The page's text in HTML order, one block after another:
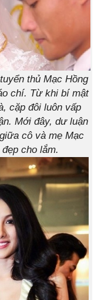
thủ Mạc Hồng
chí. Từ khi bí mật
cặp đôi luôn vấp
Mới đây, dư luận
cô và mẹ Mạc
cho lắm.